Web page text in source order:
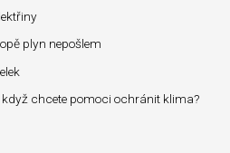
plyn nepošlem
chcete pomoci ochránit klima?